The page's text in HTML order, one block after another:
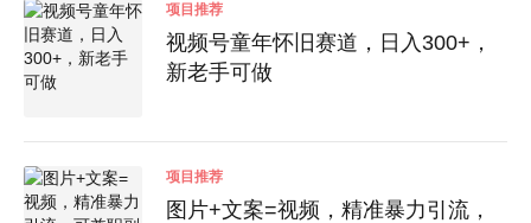
项目推荐
视频号童年怀旧赛道，日入300+，
新老手可做
项目推荐
图片+文案=视频，精准暴力引流，